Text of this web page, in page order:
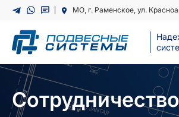
Перейти
содержимому
МО, г. Раменское, ул.
Сотрудничество